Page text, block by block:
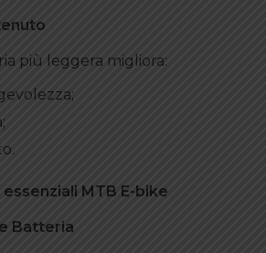
più leggera migliora:
MTB E-bike
Batteria